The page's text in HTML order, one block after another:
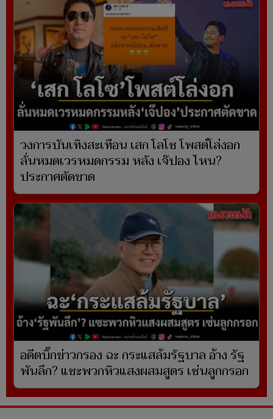
วงการบันเทิงสะเทือน เสก โลโซ โพสต์โล่งอก
ลั่นหมดเวรหมดกรรม หลัง เจ๊ปอง ไหน?
ประกาศตัดขาด
อดีตบิ๊กข่าวกรอง ฉะ กระแสล้มรัฐบาล อ้าง รัฐ
พันลึก? แซะพวกหิวแสงผสมสูตร เซ่นลูกกรอก